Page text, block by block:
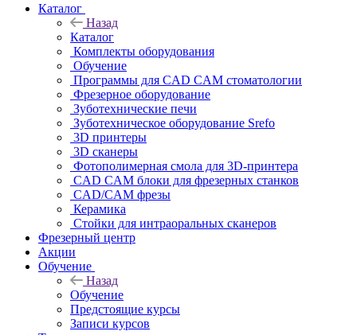
Каталог
Назад
Каталог
Комплекты оборудования
Обучение
Программы для CAD CAM стоматологии
Фрезерное оборудование
Зуботехнические печи
Зуботехническое оборудование Srefo
3D принтеры
3D сканеры
Фотополимерная смола для 3D-принтера
CAD CAM блоки для фрезерных станков
CAD/CAM фрезы
Керамика
Стойки для интраоральных сканеров
Фрезерный центр
Акции
Обучение
Назад
Обучение
Предстоящие курсы
Записи курсов